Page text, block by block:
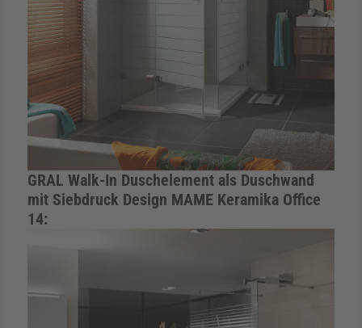
GRAL Walk-In Duschelement als Duschwand
mit Siebdruck Design MAME Keramika Office
14: